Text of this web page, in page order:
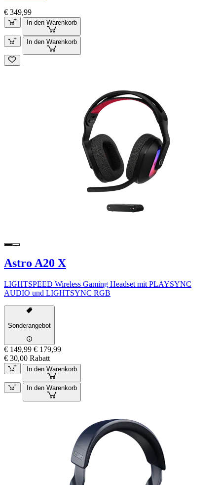
€ 349,99
In den Warenkorb
In den Warenkorb
Astro A20 X
LIGHTSPEED Wireless Gaming Headset mit PLAYSYNC
AUDIO und LIGHTSYNC RGB
Sonderangebot
€ 149,99 € 179,99
€ 30,00 Rabatt
In den Warenkorb
In den Warenkorb